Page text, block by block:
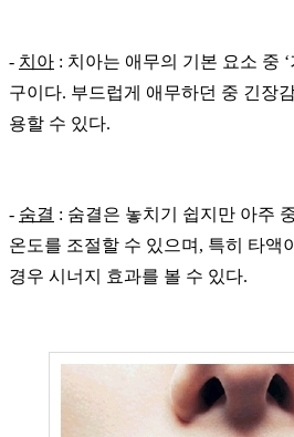
- 치아 : 치아는 애무의 기본 요소 중 ‘
구이다. 부드럽게 애무하던 중 긴장
용할 수 있다.
- 숨결 : 숨결은 놓치기 쉽지만 아주
온도를 조절할 수 있으며 , 특히 타액
경우 시너지 효과를 볼 수 있다.